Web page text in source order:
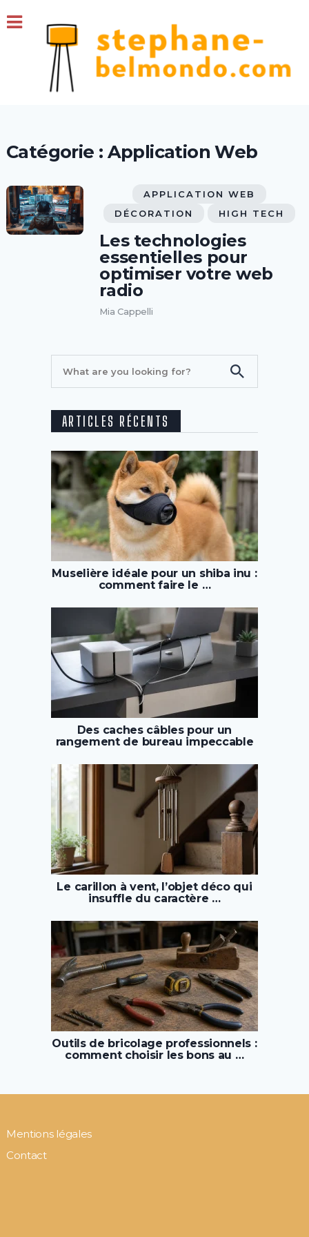
Catégorie : Application Web
APPLICATION WEB
DÉCORATION
HIGH TECH
Les technologies
essentielles pour
optimiser votre web
radio
Mia Cappelli
ARTICLES RÉCENTS
Muselière idéale pour un shiba inu :
comment faire le …
Des caches câbles pour un
rangement de bureau impeccable
Le carillon à vent, l’objet déco qui
insuffle du caractère …
Outils de bricolage professionnels :
comment choisir les bons au …
Mentions légales
Contact